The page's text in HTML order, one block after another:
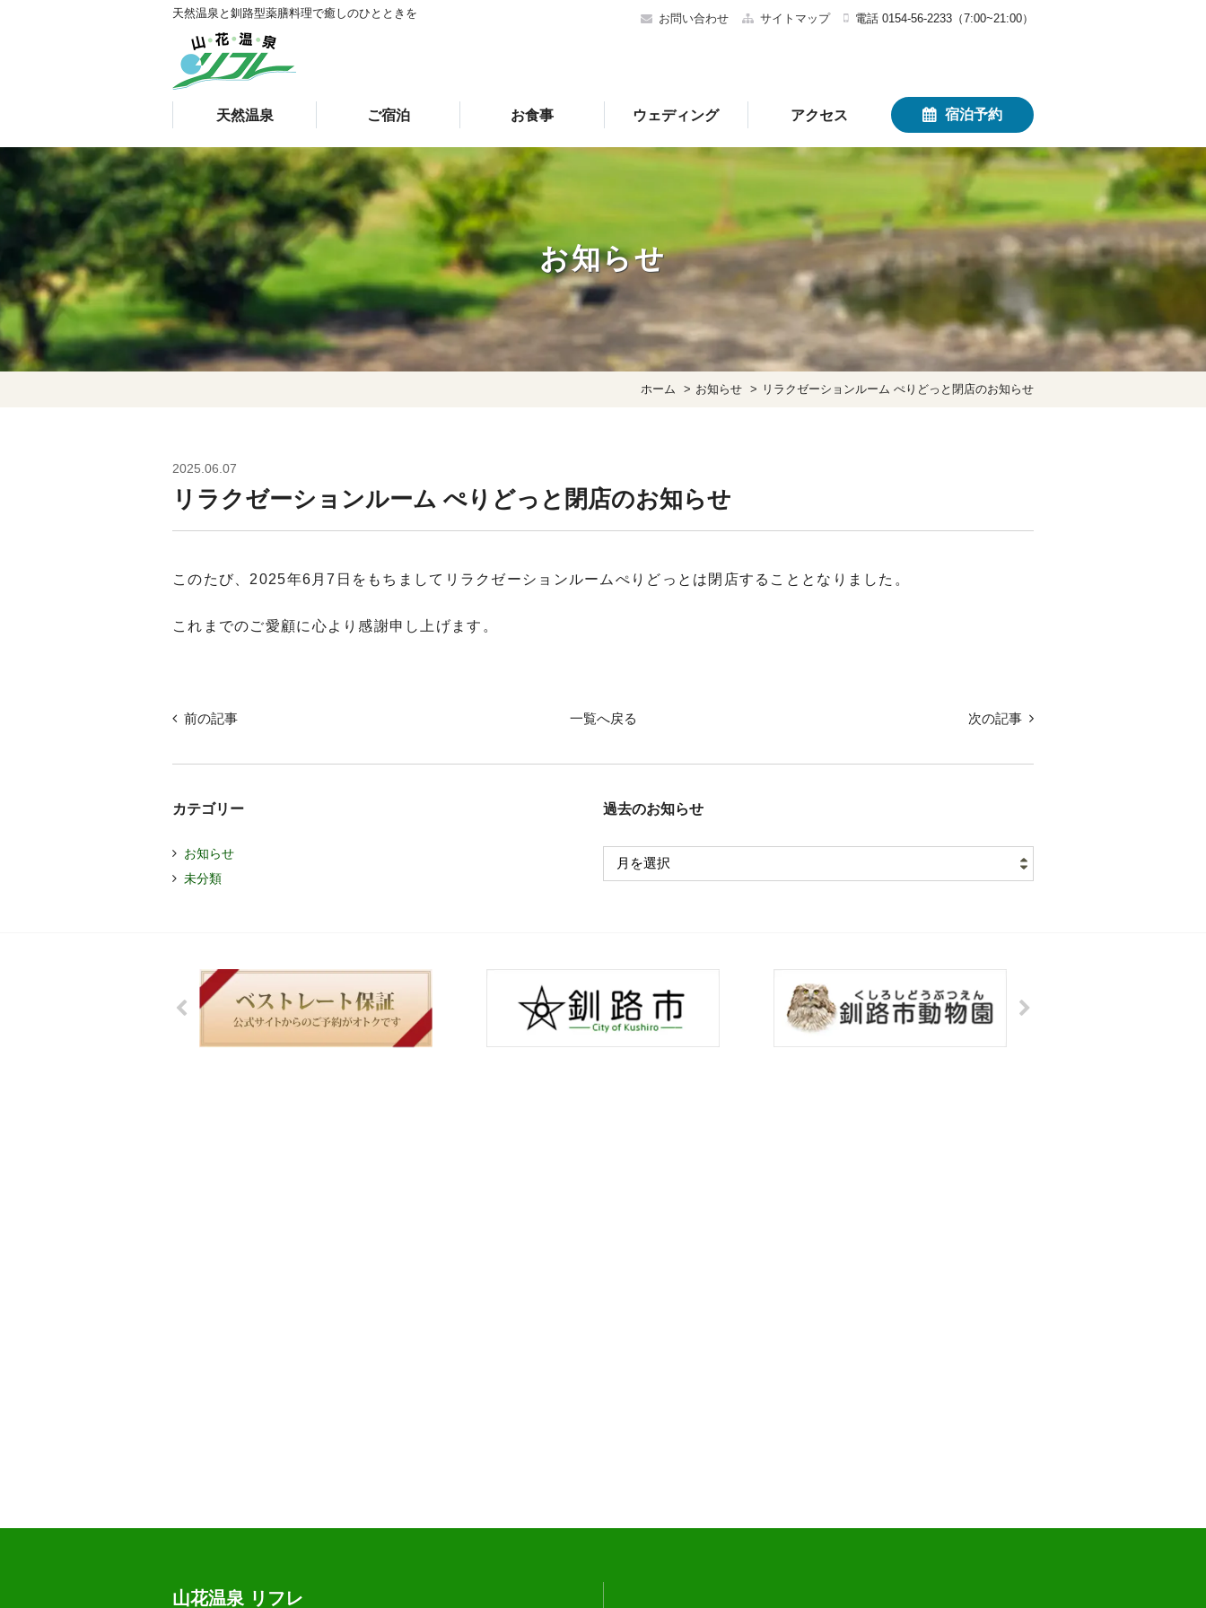
天然温泉と釧路型薬膳料理で癒しのひとときを
天然温泉 ご宿泊 お食事 ウェディング アクセス 宿泊予約
お問い合わせ サイトマップ 電話 0154-56-2233（7:00~21:00）
お知らせ
ホーム お知らせ リラクゼーションルーム ぺりどっと閉店のお知らせ
2025.06.07
リラクゼーションルーム ぺりどっと閉店のお知らせ
このたび、2025年6月7日をもちましてリラクゼーションルームぺりどっとは閉店することとなりました。
これまでのご愛顧に心より感謝申し上げます。
前の記事 一覧へ戻る 次の記事
カテゴリー
お知らせ
未分類
過去のお知らせ
山花温泉 リフレ